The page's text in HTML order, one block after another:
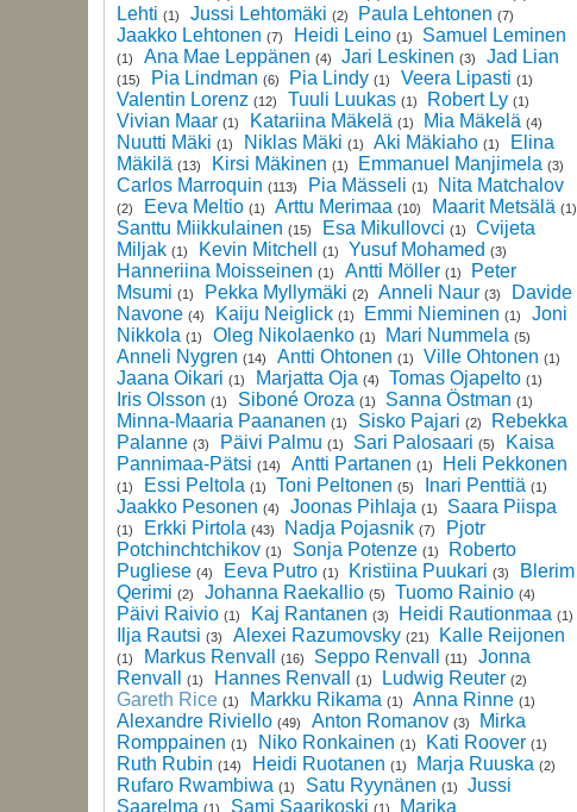
Lehti (1) Jussi Lehtomäki (2) Paula Lehtonen (7)
Jaakko Lehtonen (7) Heidi Leino (1) Samuel Leminen
(1) Ana Mae Leppänen (4) Jari Leskinen (3) Jad Lian
(15) Pia Lindman (6) Pia Lindy (1) Veera Lipasti (1)
Valentin Lorenz (12) Tuuli Luukas (1) Robert Ly (1)
Vivian Maar (1) Katariina Mäkelä (1) Mia Mäkelä (4)
Nuutti Mäki (1) Niklas Mäki (1) Aki Mäkiaho (1)
Elina
Mäkilä (13) Kirsi Mäkinen (1) Emmanuel Manjimela (3)
Carlos Marroquin (113) Pia Mässeli (1) Nita Matchalov
(2) Eeva Meltio (1) Arttu Merimaa (10) Maarit Metsälä (1)
Santtu Miikkulainen (15) Esa Mikullovci (1)
Cvijeta
Miljak (1) Kevin Mitchell (1) Yusuf Mohamed (3)
Hanneriina Moisseinen (1) Antti Möller (1)
Peter
Msumi (1) Pekka Myllymäki (2) Anneli Naur (3)
Davide
Navone (4) Kaiju Neiglick (1) Emmi Nieminen (1)
Joni
Nikkola (1) Oleg Nikolaenko (1) Mari Nummela (5)
Anneli Nygren (14) Antti Ohtonen (1) Ville Ohtonen (1)
Jaana Oikari (1) Marjatta Oja (4) Tomas Ojapelto (1)
Iris Olsson (1) Siboné Oroza (1) Sanna Östman (1)
Minna-Maaria Paananen (1) Sisko Pajari (2)
Rebekka
Palanne (3) Päivi Palmu (1) Sari Palosaari (5)
Kaisa
Pannimaa-Pätsi (14) Antti Partanen (1) Heli Pekkonen
(1) Essi Peltola (1) Toni Peltonen (5) Inari Penttiä (1)
Jaakko Pesonen (4) Joonas Pihlaja (1) Saara Piispa
(1) Erkki Pirtola (43) Nadja Pojasnik (7)
Pjotr
Potchinchtchikov (1) Sonja Potenze (1)
Roberto
Pugliese (4) Eeva Putro (1) Kristiina Puukari (3)
Blerim
Qerimi (2) Johanna Raekallio (5) Tuomo Rainio (4)
Päivi Raivio (1) Kaj Rantanen (3) Heidi Rautionmaa (1)
Ilja Rautsi (3) Alexei Razumovsky (21) Kalle Reijonen
(1) Markus Renvall (16) Seppo Renvall (11)
Jonna
Renvall
(1) Hannes Renvall (1) Ludwig Reuter (2)
Gareth Rice (1) Markku Rikama (1) Anna Rinne (1)
Alexandre Riviello (49) Anton Romanov (3)
Mirka
Romppainen (1) Niko Ronkainen (1) Kati Roover (1)
Ruth Rubin (14) Heidi Ruotanen (1) Marja Ruuska (2)
Rufaro Rwambiwa (1) Satu Ryynänen (1)
Jussi
Saarelma (1) Sami Saarikoski (1)
Marika